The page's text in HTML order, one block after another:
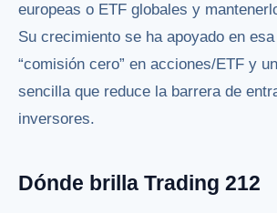
europeas o ETF globales y
Su crecimiento se ha apoyado en
“comisión cero” en acciones/ETF y
sencilla que reduce la barrera de
inversores.
Dónde brilla Trading 212